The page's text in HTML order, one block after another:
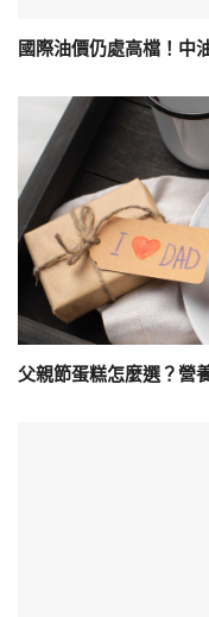
國際油價仍處高檔！中
父親節蛋糕怎麼選？營